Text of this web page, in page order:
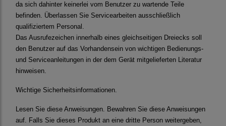
da sich dahinter keinerlei vom Benutzer zu wartende Teile
befinden. Überlassen Sie Servicearbeiten ausschließlich
qualifiziertem Personal.
Das Ausrufezeichen innerhalb eines gleichseitigen Dreiecks soll
den Benutzer auf das Vorhandensein von wichtigen Bedienungs-
und Serviceanleitungen in der dem Gerät mitgelieferten Literatur
hinweisen.
Wichtige Sicherheitsinformationen.
Lesen Sie diese Anweisungen. Bewahren Sie diese Anweisungen
auf. Falls Sie dieses Produkt an eine dritte Person weitergeben,